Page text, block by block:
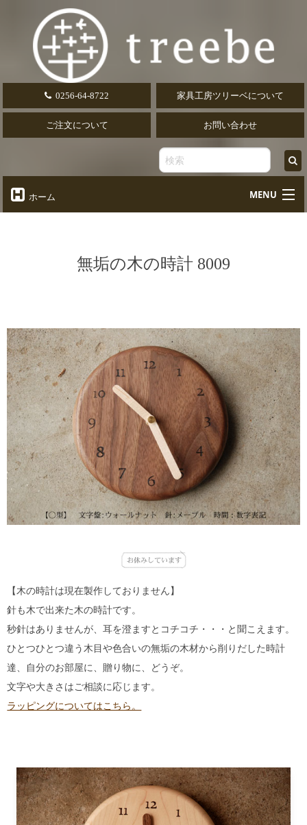
0256-64-8722 家具工房ツリーベについて
ご注文について お問い合わせ
ホーム MENU
オーダーデスク
Desk
Kitchen
収納家具
Storage
木の小物・その他
Furniture
造り付け家具
Build-in
オーダーキッチン
Order-kitchen
無垢の木の時計 8009
【木の時計は現在製作しておりません】
針も木で出来た木の時計です。
秒針はありませんが、耳を澄ますとコチコチ・・・と聞こえます。
ひとつひとつ違う木目や色合いの無垢の木材から削りだした時計
達、自分のお部屋に、贈り物に、どうぞ。
文字や大きさはご相談に応じます。
ラッピングについてはこちら。